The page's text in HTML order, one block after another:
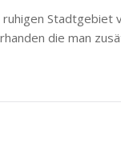
Stadtgebiet
die man